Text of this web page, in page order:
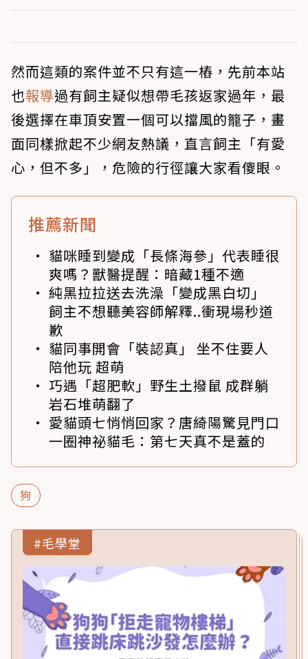
然而這類的案件並不只有這一樁，先前本站
也報導過有飼主疑似想帶毛孩返家過年，最
後選擇在車頂安置一個可以擋風的籠子，畫
面同樣掀起不少網友熱議，直言飼主「有愛
心，但不多」，危險的行徑讓大家看傻眼。
推薦新聞
貓咪睡到變成「長條海參」代表睡很
爽嗎？獸醫提醒：暗藏1種不適
純黑拉拉送去洗澡「變成黑白切」
飼主不想聽美容師解釋..衝現場秒道
歉
貓同事開會「裝認真」 坐不住要人
陪他玩 超萌
巧遇「超肥軟」野生土撥鼠 成群躺
岩石堆萌翻了
愛貓頭七悄悄回家？唐綺陽驚見門口
一圈神祕貓毛：第七天真不是蓋的
狗
#毛學堂